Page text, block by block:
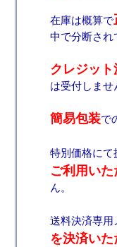
在庫は概算で
中で分断され
クレジッ
は受付しませ
簡易包装で
特別価格にて
ご利用い
ん。
送料決済専用
を決済い